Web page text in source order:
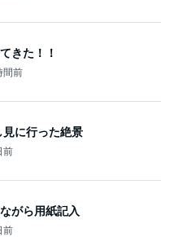
きた！！
間前
に行った絶景
前
がら用紙記入
前